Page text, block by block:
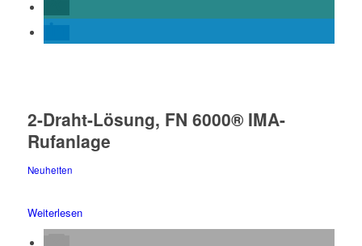
2-Draht-Lösung, FN 6000® IMA-
Rufanlage
Neuheiten
Weiterlesen